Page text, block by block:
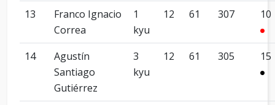
13
Franco Ignacio
Correa
1
kyu
12 61 307 10
14
Agustín
Santiago
Gutiérrez
3
kyu
12 61 305 15